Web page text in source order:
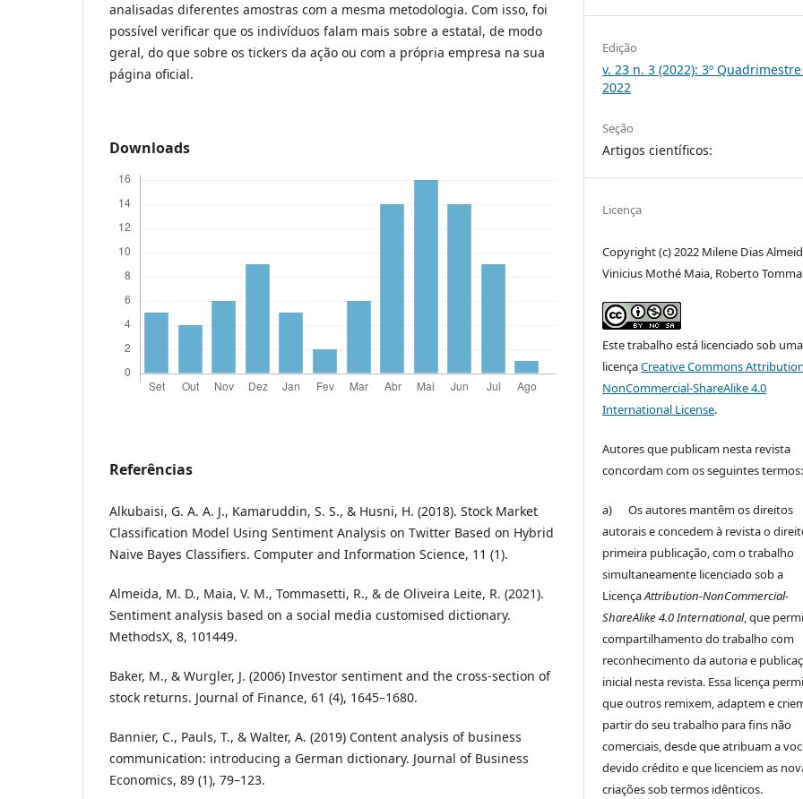
analisadas diferentes amostras com a mesma metodologia. Com isso, foi
possível verificar que os indivíduos falam mais sobre a estatal, de modo
geral, do que sobre os tickers da ação ou com a própria empresa na sua
página oficial.
Downloads
Referências
Alkubaisi, G. A. A. J., Kamaruddin, S. S., & Husni, H. (2018). Stock Market
Classification Model Using Sentiment Analysis on Twitter Based on Hybrid
Naive Bayes Classifiers. Computer and Information Science, 11 (1).
Almeida, M. D., Maia, V. M., Tommasetti, R., & de Oliveira Leite, R. (2021).
Sentiment analysis based on a social media customised dictionary.
MethodsX, 8, 101449.
Baker, M., & Wurgler, J. (2006) Investor sentiment and the cross-section of
stock returns. Journal of Finance, 61 (4), 1645–1680.
Bannier, C., Pauls, T., & Walter, A. (2019) Content analysis of business
communication: introducing a German dictionary. Journal of Business
Economics, 89 (1), 79–123.
Edição
v. 23 n. 3 (2022): 3º
2022
Seção
Artigos científicos:
Licença
Copyright (c) 2022 Milene Dias
Vinicius Mothé Maia, Roberto
Este trabalho está licenciado sob uma
licençaCreative Commons
NonCommercial-ShareAlike 4.0
International License.
Autores que publicam nesta revista
concordam com os seguintes termos:
a) Os autores mantêm os direitos
autorais e concedem à revista o
primeira publicação, com o trabalho
simultaneamente licenciado sob a
LicençaAttribution-NonCommercial-
ShareAlike 4.0 International, que
compartilhamento do trabalho com
reconhecimento da autoria e
inicial nesta revista. Essa licença
que outros remixem, adaptem e
partir do seu trabalho para fins não
comerciais, desde que atribuam a
devido crédito e que licenciem as
criações sob termos idênticos.